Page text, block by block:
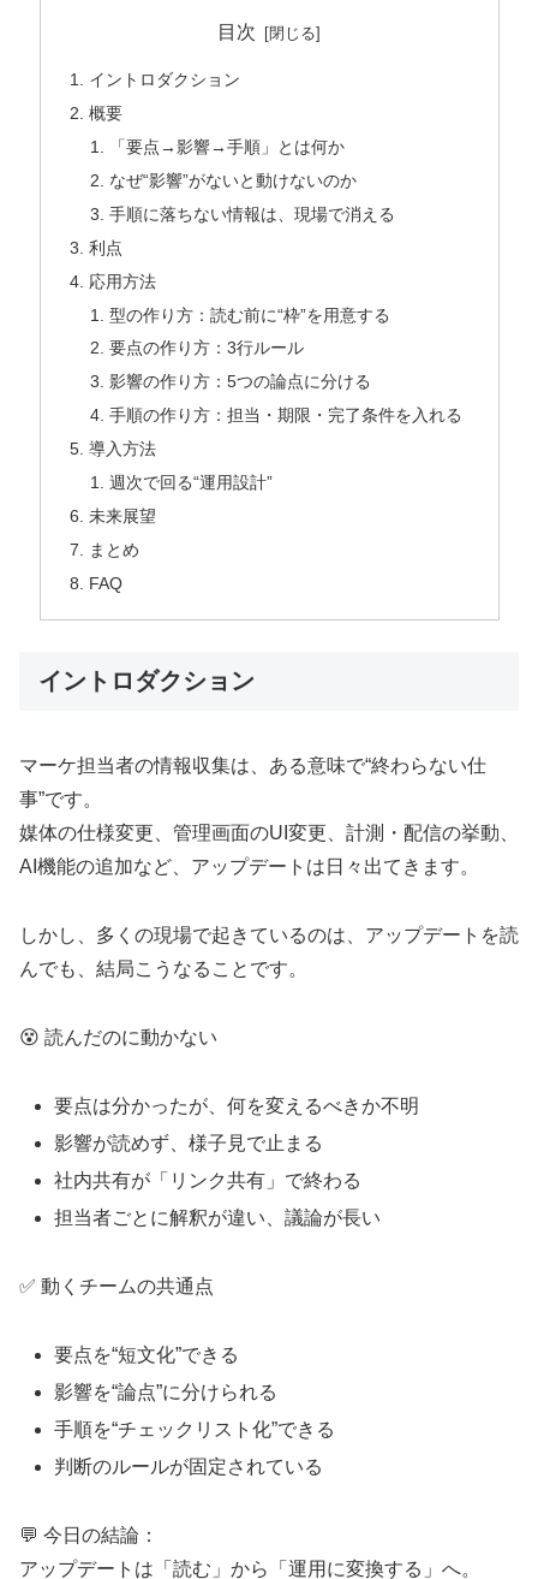
目次
イントロダクション
概要
「要点→影響→手順」とは何か
なぜ“影響”がないと動けないのか
手順に落ちない情報は、現場で消える
利点
応用方法
型の作り方：読む前に“枠”を用意する
要点の作り方：3行ルール
影響の作り方：5つの論点に分ける
手順の作り方：担当・期限・完了条件を入れる
導入方法
週次で回る“運用設計”
未来展望
まとめ
FAQ
イントロダクション
マーケ担当者の情報収集は、ある意味で“終わらない仕
事”です。
媒体の仕様変更、管理画面のUI変更、計測・配信の挙動、
AI機能の追加など、アップデートは日々出てきます。
しかし、多くの現場で起きているのは、アップデートを読
んでも、結局こうなることです。
😵 読んだのに動かない
要点は分かったが、何を変えるべきか不明
影響が読めず、様子見で止まる
社内共有が「リンク共有」で終わる
担当者ごとに解釈が違い、議論が長い
✅ 動くチームの共通点
要点を“短文化”できる
影響を“論点”に分けられる
手順を“チェックリスト化”できる
判断のルールが固定されている
💬 今日の結論：
アップデートは「読む」から「運用に変換する」へ。